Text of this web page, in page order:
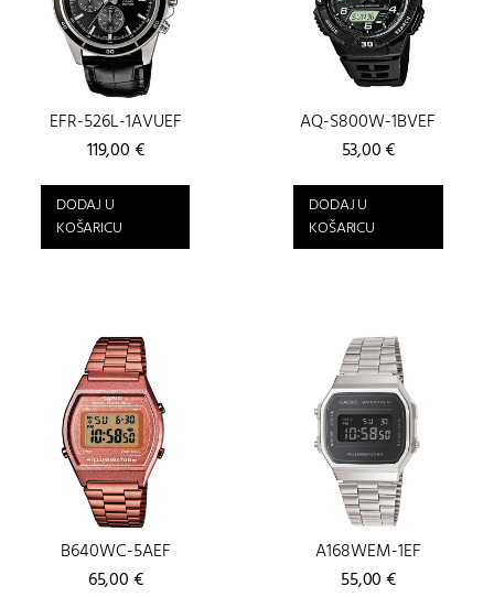
EFR-526L-1AVUEF
119,00€
DODAJ U
KOŠARICU
AQ-S800W-1BVEF
53,00€
DODAJ U
KOŠARICU
B640WC-5AEF
65,00€
A168WEM-1EF
55,00€